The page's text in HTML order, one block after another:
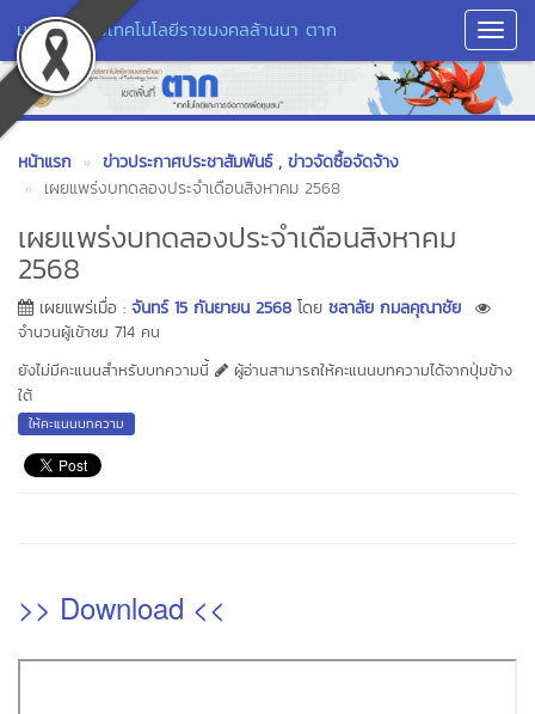
มหาวิทยาลัยเทคโนโลยีราชมงคลล้านนา ตาก
หน้าแรก ข่าวประกาศประชาสัมพันธ์ , ข่าวจัดซื้อจัดจ้าง
เผยแพร่งบทดลองประจำเดือนสิงหาคม 2568
เผยแพร่งบทดลองประจำเดือนสิงหาคม
2568
เผยแพร่เมื่อ : จันทร์ 15 กันยายน 2568 โดย ชลาลัย กมลคุณาชัย
จำนวนผู้เข้าชม 714 คน
ยังไม่มีคะแนนสำหรับบทความนี้
ผู้อ่านสามารถให้คะแนนบทความได้จากปุ่มข้าง
ใต้
ให้คะแนนบทความ
>> Download <<